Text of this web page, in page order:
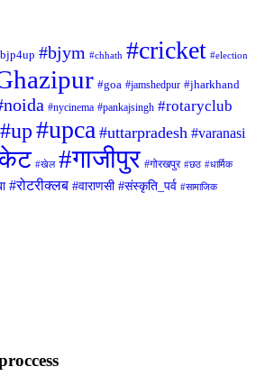
#bjym #chhath #cricket #election
#goa #jamshedpur #jharkhand
#nycinema #pankajsingh #rotaryclub
#up#upca #uttarpradesh #varanasi
#खेल #गाजीपुर #गोरखपुर #छठ #धार्मिक
#रोटरीक्लब #वाराणसी #संस्कृति_पर्व #सामाजिक